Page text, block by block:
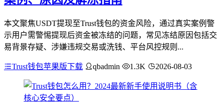
本文聚焦USDT提现至Trust钱包的资金风险，通过真实案例警
示用户需警惕提现后资金被冻结的问题，常见冻结原因包括交
易背景存疑、涉嫌违规交易或洗钱、平台风控规则...
Trust钱包苹果版下载 qbadmin 1.3K 2026-08-03